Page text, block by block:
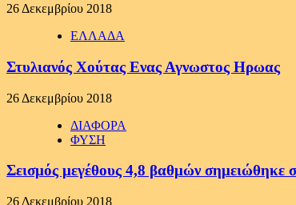
26 Δεκεμβρίου 2018
ΕΛΛΑΔΑ
Στυλιανός Χούτας Ενας Αγνωστος Ηρωας
26 Δεκεμβρίου 2018
ΔΙΑΦΟΡΑ
ΦΥΣΗ
Σεισμός μεγέθους 4,8 βαθμών σημειώθηκε
26 Δεκεμβρίου 2018